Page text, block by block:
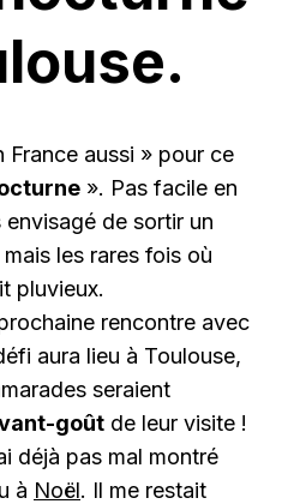
France aussi » pour ce
». Pas facile en
de sortir un
les rares fois où
pluvieux.
rencontre avec
aura lieu à Toulouse,
seraient
goût de leur visite !
déjà pas mal montré
à Noël. Il me restait